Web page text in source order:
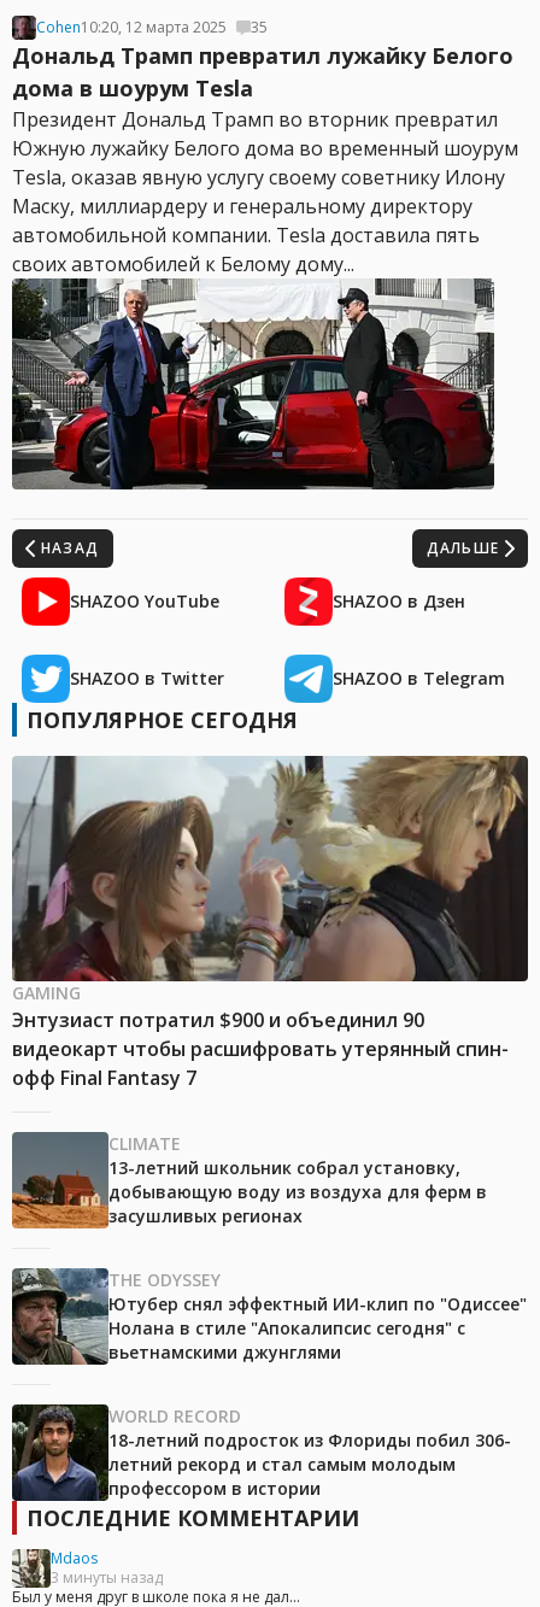
Cohen10:20, 12 марта 2025 35
Дональд Трамп превратил лужайку Белого
дома в шоурум Tesla
Президент Дональд Трамп во вторник превратил
Южную лужайку Белого дома во временный шоурум
Tesla, оказав явную услугу своему советнику Илону
Маску, миллиардеру и генеральному директору
автомобильной компании. Tesla доставила пять
своих автомобилей к Белому дому...
НАЗАД ДАЛЬШЕ
SHAZOO YouTube SHAZOO в Дзен
SHAZOO в Twitter SHAZOO в Telegram
ПОПУЛЯРНОЕ СЕГОДНЯ
GAMING
Энтузиаст потратил $900 и объединил 90
видеокарт чтобы расшифровать утерянный спин-
офф Final Fantasy 7
CLIMATE
13-летний школьник собрал установку,
добывающую воду из воздуха для ферм в
засушливых регионах
THE ODYSSEY
Ютубер снял эффектный ИИ-клип по "Одиссее"
Нолана в стиле "Апокалипсис сегодня" с
вьетнамскими джунглями
WORLD RECORD
18-летний подросток из Флориды побил 306-
летний рекорд и стал самым молодым
профессором в истории
ПОСЛЕДНИЕ КОММЕНТАРИИ
Mdaos
3 минуты назад
Был у меня друг в школе пока я не дал...